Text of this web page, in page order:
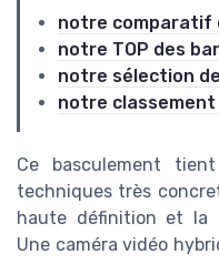
notre comparatif
notre TOP des
notre sélection
notre classement
Ce basculement
techniques très
haute définition et la
Une caméra vidéo